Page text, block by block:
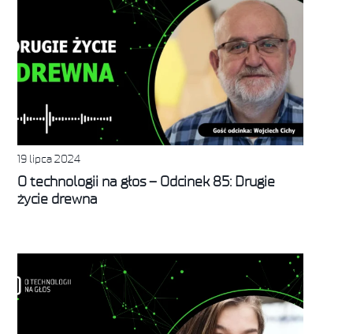
19 lipca 2024
O technologii na głos – Odcinek 85: Drugie
życie drewna